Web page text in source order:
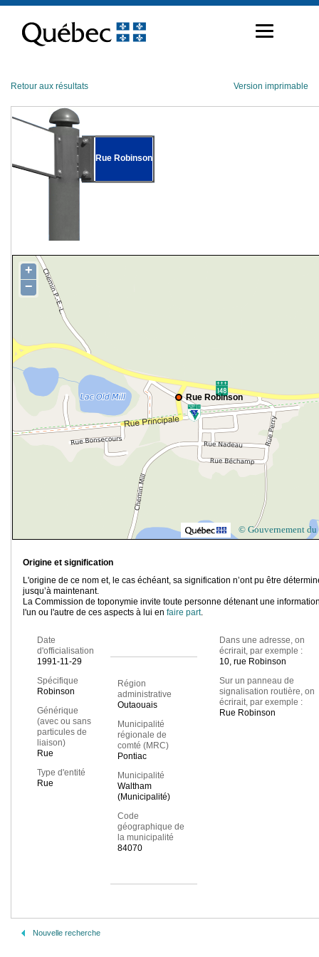
contenu
Retour aux résultats Version imprimable
Rue Robinson
Rue Robinson
+
−
© Gouvernement du
Origine et signification
L'origine de ce nom et, le cas échéant, sa signification n’ont pu être
jusqu’à maintenant.
La Commission de toponymie invite toute personne détenant une
l'un ou l'autre de ces aspects à lui en faire part.
Date
d'officialisation
1991-11-29
Spécifique
Robinson
Générique
(avec ou sans
particules de
liaison)
Rue
Type d'entité
Rue
Région
administrative
Outaouais
Municipalité
régionale de
comté (MRC)
Pontiac
Municipalité
Waltham
(Municipalité)
Code
géographique de
la municipalité
84070
Dans une adresse, on
écrirait, par exemple :
10, rue Robinson
Sur un panneau de
signalisation routière, on
écrirait, par exemple :
Rue Robinson
Nouvelle recherche